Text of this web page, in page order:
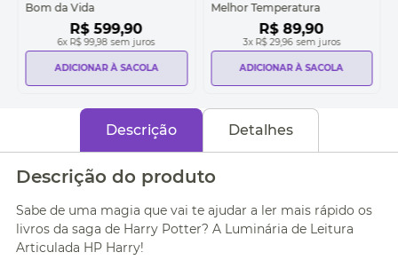
Bom da Vida
R$ 599,90
6x R$ 99,98 sem juros
ADICIONAR À SACOLA
Melhor Temperatura
R$ 89,90
3x R$ 29,96 sem juros
ADICIONAR À SACOLA
Descrição Detalhes
Descrição do produto
Sabe de uma magia que vai te ajudar a ler mais rápido os
livros da saga de Harry Potter? A Luminária de Leitura
Articulada HP Harry!